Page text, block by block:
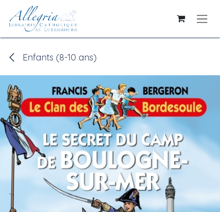
Se rendre au contenu
Enfants (8-10 ans)